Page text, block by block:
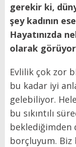
gerekir ki,
şey kadının
Hayatınızda
olarak
Evlilik çok zor
bu kadar iyi
gelebiliyor.
bu sıkıntılı
beklediğimden
borçluyum.